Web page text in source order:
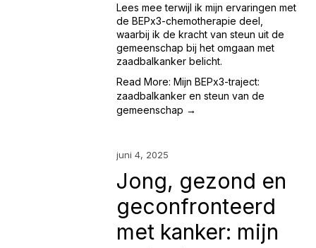
Lees mee terwijl ik mijn ervaringen met
de BEPx3-chemotherapie deel,
waarbij ik de kracht van steun uit de
gemeenschap bij het omgaan met
zaadbalkanker belicht.
Read More: Mijn BEPx3-traject:
zaadbalkanker en steun van de
gemeenschap →
juni 4, 2025
Jong, gezond en
geconfronteerd
met kanker: mijn